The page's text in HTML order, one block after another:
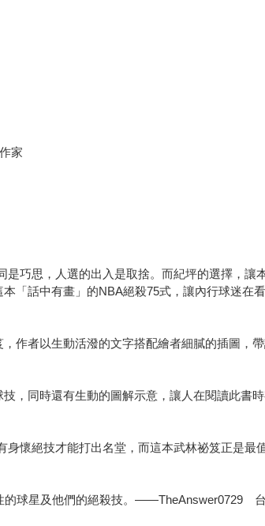
家
巧思，人選的出入是取捨。而紀坪的選擇，讓
本「話中有畫」的NBA絕殺75式，讓內行球迷
，作者以生動活潑的文字搭配繪者細膩的插圖
，同時還有生動的圖解示意，讓人在閱讀此
身懷絕技才能打出名堂，而這本武林祕笈正
的球星及他們的絕殺技。——TheAnswer0729